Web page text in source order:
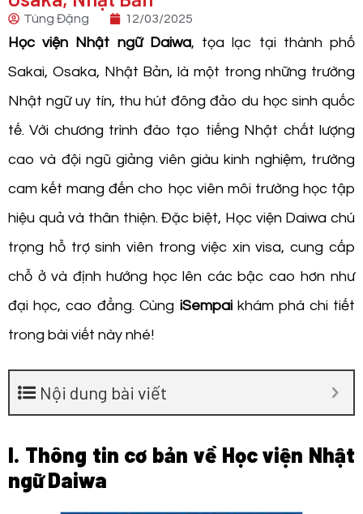
Tùng Đặng 12/03/2025
Học viện Nhật ngữ Daiwa, tọa lạc tại thành phố
Sakai, Osaka, Nhật Bản, là một trong những trường
Nhật ngữ uy tín, thu hút đông đảo du học sinh quốc
tế. Với chương trình đào tạo tiếng Nhật chất lượng
cao và đội ngũ giảng viên giàu kinh nghiệm, trường
cam kết mang đến cho học viên môi trường học tập
hiệu quả và thân thiện. Đặc biệt, Học viện Daiwa chú
trọng hỗ trợ sinh viên trong việc xin visa, cung cấp
chỗ ở và định hướng học lên các bậc cao hơn như
đại học, cao đẳng. Cùng iSempaikhám phá chi tiết
trong bài viết này nhé!
Nội dung bài viết
I. Thông tin cơ bản về Học viện Nhật
ngữ Daiwa